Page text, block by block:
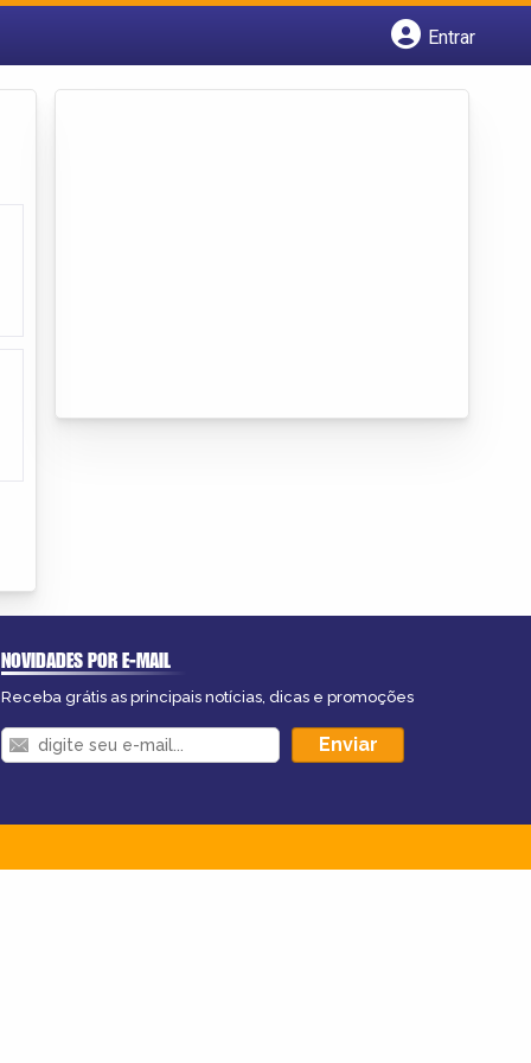
Entrar
NOVIDADES POR E-MAIL
Receba grátis as principais notícias, dicas e promoções